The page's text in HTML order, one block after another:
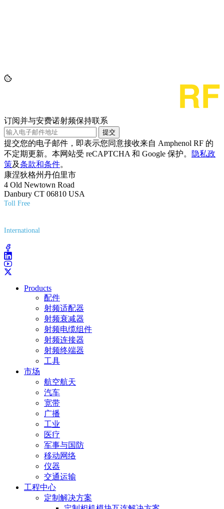
订阅并与安费诺射频保持联系
提交
提交您的电子邮件，即表示您同意接收来自 Amphenol RF 的
不定期更新。本网站受 reCAPTCHA 和 Google 保护。
隐私政
策及条款和条件。
康涅狄格州丹伯里市
4 Old Newtown Road
Danbury CT 06810 USA
Toll Free
International
Products
配件
射频适配器
射频衰减器
射频电缆组件
射频连接器
射频终端器
工具
市场
航空航天
汽车
宽带
广播
工业
医疗
军事与国防
移动网络
仪器
交通运输
工程中心
定制解决方案